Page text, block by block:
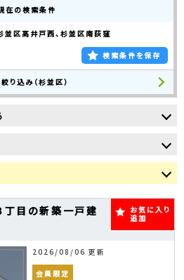
在の検索条件
並区高井戸西、杉並区南荻窪
検索条件を保存
り込み（杉並区）
目の新築一戸建
お気に入り
追加
2026/08/06 更新
会員限定